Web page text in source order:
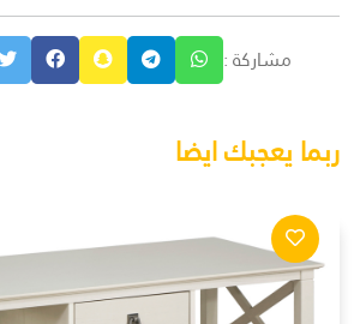
مشاركة :
ربما يعجبك ايضا